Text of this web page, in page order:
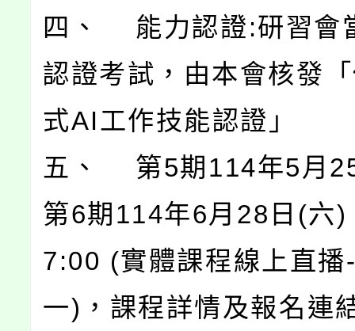
四、 能力認證:研習會
認證考試，由本會核發
式AI工作技能認證」
五、 第5期114年5月
第6期114年6月28日(六
7:00 (實體課程線上直播
一)，課程詳情及報名連